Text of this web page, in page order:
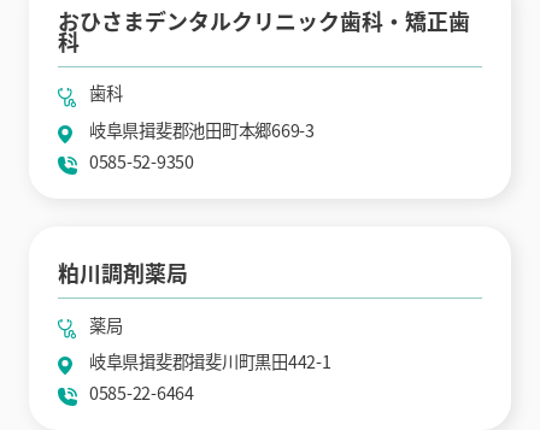
おひさまデンタルクリニック歯科・矯正歯
科
歯科
岐阜県揖斐郡池田町本郷669-3
0585-52-9350
粕川調剤薬局
薬局
岐阜県揖斐郡揖斐川町黒田442-1
0585-22-6464